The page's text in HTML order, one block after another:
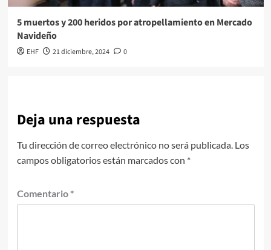
5 muertos y 200 heridos por atropellamiento en Mercado
Navideño
EHF 21 diciembre, 2024 0
Deja una respuesta
Tu dirección de correo electrónico no será publicada. Los
campos obligatorios están marcados con *
Comentario *